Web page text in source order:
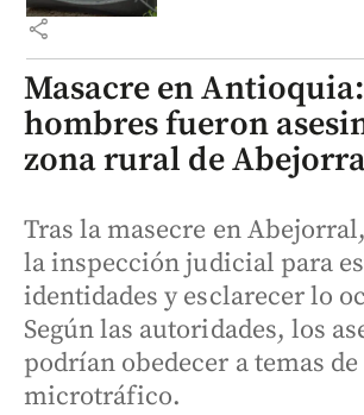
share
Masacre en
hombres fueron
zona rural de
Tras la masecre en
la inspección judicial para
identidades y esclarecer lo
Según las autoridades, los
podrían obedecer a temas de
microtráfico.